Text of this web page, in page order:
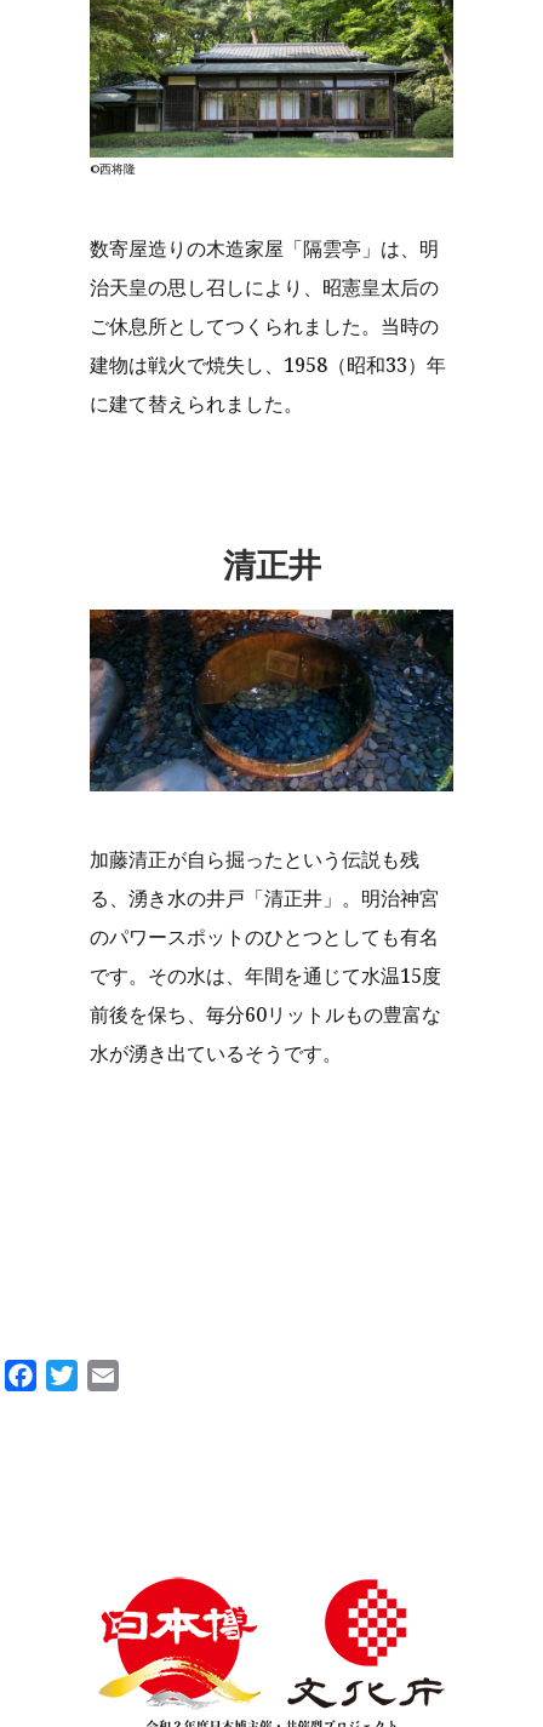
©西将隆
数寄屋造りの木造家屋「隔雲亭」は、明
治天皇の思し召しにより、昭憲皇太后の
ご休息所としてつくられました。当時の
建物は戦火で焼失し、1958（昭和33）年
に建て替えられました。
清正井
加藤清正が自ら掘ったという伝説も残
る、湧き水の井戸「清正井」。明治神宮
のパワースポットのひとつとしても有名
です。その水は、年間を通じて水温15度
前後を保ち、毎分60リットルもの豊富な
水が湧き出ているそうです。
FacebookTwitter